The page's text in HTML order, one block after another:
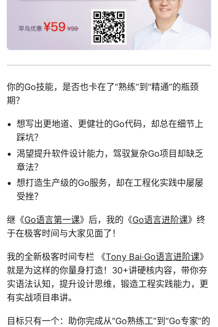
你的Go技能，是否也卡在了“熟练”到“精通”的瓶颈
期？
想写出更地道、更健壮的Go代码，却总在细节上
踩坑？
渴望提升软件设计能力，驾驭复杂Go项目却缺乏
章法？
想打造生产级的Go服务，却在工程化实践中屡屡
受挫？
继《Go语言第一课》后，我的《Go语言进阶课》终
于在极客时间与大家见面了！
我的全新极客时间专栏 《Tony Bai·Go语言进阶课》
就是为这样的你量身打造！30+讲硬核内容，带你夯
实语法认知，提升设计思维，锻造工程实践能力，更
有实战项目串讲。
目标只有一个：助你完成从“Go熟练工”到“Go专家”的